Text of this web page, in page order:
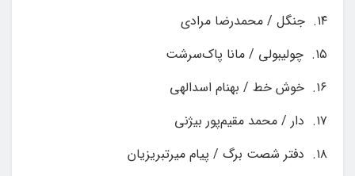
۱۴. جنگل / محمدرضا مرادی
۱۵. چولیبولی / مانا پاک‌سرشت
۱۶. خوش خط / بهنام اسدالهی
۱۷. دار / محمد مقیم‌پور بیژنی
۱۸. دفتر شصت برگ / پیام میرتبریزیان